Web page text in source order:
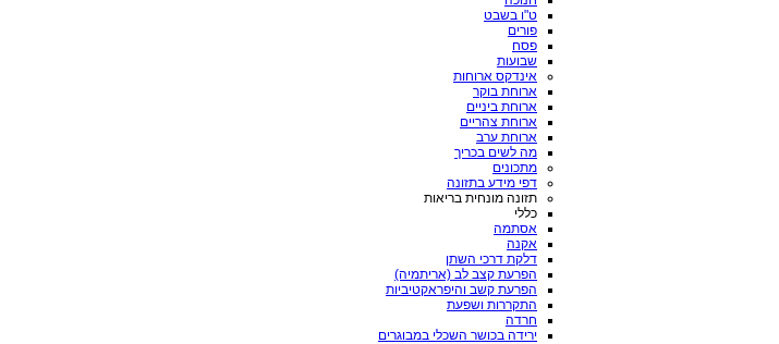
ט"ו בשבט
פורים
פסח
שבועות
אינדקס ארוחות
ארוחת בוקר
ארוחת ביניים
ארוחת צהריים
ארוחת ערב
מה לשים בכריך
מתכונים
דפי מידע בתזונה
תזונה מונחית בריאות
כללי
אסתמה
אקנה
דלקת דרכי השתן
הפרעת קצב לב (אריתמיה)
הפרעת קשב והיפראקטיביות
התקררות ושפעת
חרדה
ירידה בכושר השכלי במבוגרים